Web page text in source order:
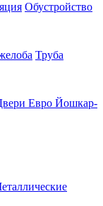
Обустройство
Труба
Евро Йошкар-